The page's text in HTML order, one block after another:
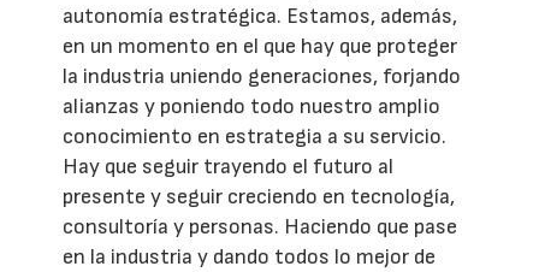
autonomía estratégica. Estamos, además,
en un momento en el que hay que proteger
la industria uniendo generaciones, forjando
alianzas y poniendo todo nuestro amplio
conocimiento en estrategia a su servicio.
Hay que seguir trayendo el futuro al
presente y seguir creciendo en tecnología,
consultoría y personas. Haciendo que pase
en la industria y dando todos lo mejor de